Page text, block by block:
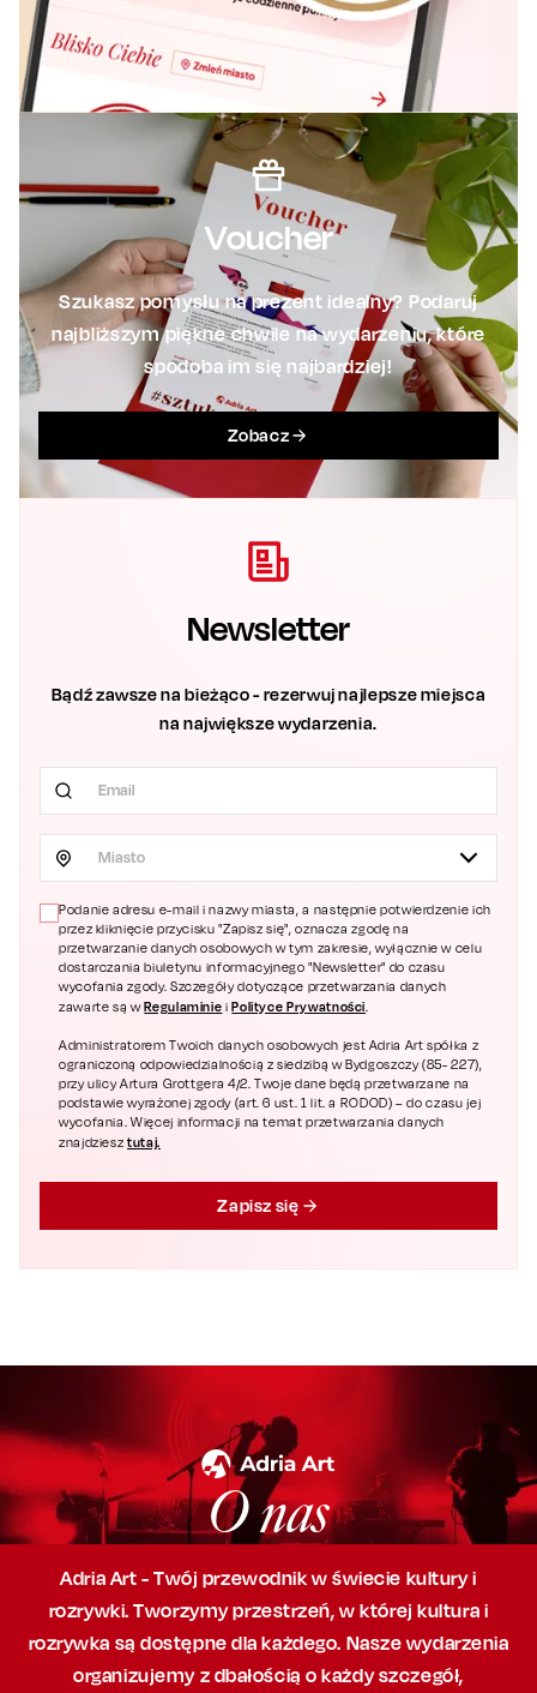
Voucher
Szukasz pomysłu na prezent idealny? Podaruj
najbliższym piękne chwile na wydarzeniu, które
spodoba im się najbardziej!
Zobacz
Newsletter
Bądź zawsze na bieżąco - rezerwuj najlepsze miejsca
na największe wydarzenia.
Miasto
Podanie adresu e-mail i nazwy miasta, a następnie potwierdzenie ich
przez kliknięcie przycisku "Zapisz się", oznacza zgodę na
przetwarzanie danych osobowych w tym zakresie, wyłącznie w celu
dostarczania biuletynu informacyjnego "Newsletter" do czasu
wycofania zgody. Szczegóły dotyczące przetwarzania danych
zawarte są wRegulaminie iPolityce Prywatności.
Administratorem Twoich danych osobowych jest Adria Art spółka z
ograniczoną odpowiedzialnością z siedzibą w Bydgoszczy (85- 227),
przy ulicy Artura Grottgera 4/2. Twoje dane będą przetwarzane na
podstawie wyrażonej zgody (art. 6 ust. 1 lit. a RODOD) – do czasu jej
wycofania. Więcej informacji na temat przetwarzania danych
znajdziesztutaj.
Zapisz się
O nas
Adria Art - Twój przewodnik w świecie kultury i
rozrywki. Tworzymy przestrzeń,w której kultura i
rozrywka są dostępne dla każdego. Nasze wydarzenia
organizujemy z dbałością o każdy szczegół,